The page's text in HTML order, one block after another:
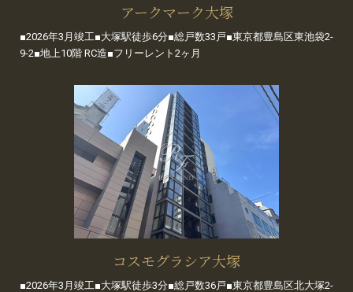
アークマーク大塚
■2026年3月竣工■大塚駅徒歩6分■総戸数33戸■東京都豊島区東池袋2-
9-2■地上10階 RC造■フリーレント2ヶ月
コスモグラシア大塚
■2026年3月竣工■大塚駅徒歩3分■総戸数36戸■東京都豊島区北大塚2-